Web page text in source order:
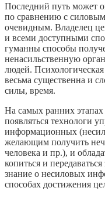
Последний путь может
по сравнению с
очевидным. Владелец
и всеми доступными
гуманны способы
ненасильственную
людей.
весьма существенна и
силы, время.
На самых ранних этапах
появляться технологи
информационных
желающим получить
человека и пр.), и
копиться и
знание о несиловых
способах достижения